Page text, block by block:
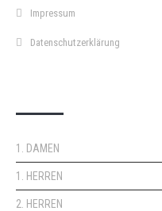
Impressum
Datenschutzerklärung
1. DAMEN
1. HERREN
2. HERREN